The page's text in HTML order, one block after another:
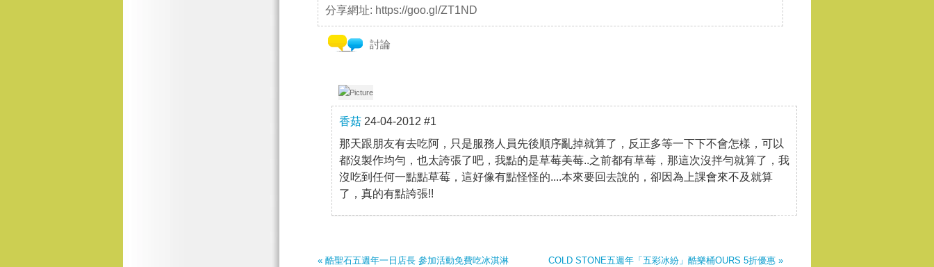
分享網址: https://goo.gl/ZT1ND
討論
香菇 24-04-2012 #1
那天跟朋友有去吃阿，只是服務人員先後順序亂掉就算了，反正多等一下下不會怎樣，可以
都沒製作均勻，也太誇張了吧，我點的是草莓美莓..之前都有草莓，那這次沒拌勻就算了，我
沒吃到任何一點點草莓，這好像有點怪怪的....本來要回去說的，卻因為上課會來不及就算
了，真的有點誇張!!
« 酷聖石五週年一日店長 參加活動免費吃冰淇淋 COLD STONE五週年「五彩冰紛」酷樂桶OURS 5折優惠 »